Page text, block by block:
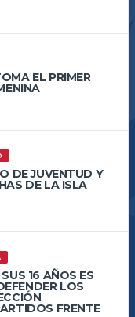
EL PRIMER
DE JUVENTUD Y
DE LA ISLA
16 AÑOS ES
LOS
FRENTE